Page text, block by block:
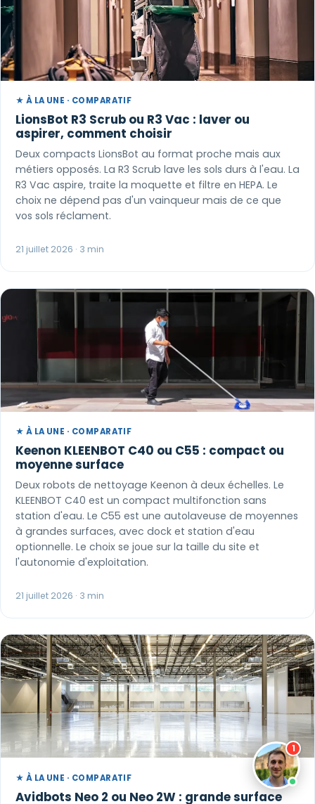
★ À LA UNE · COMPARATIF
LionsBot R3 Scrub ou R3 Vac : laver ou
aspirer, comment choisir
Deux compacts LionsBot au format proche mais aux
métiers opposés. La R3 Scrub lave les sols durs à l'eau. La
R3 Vac aspire, traite la moquette et filtre en HEPA. Le
choix ne dépend pas d'un vainqueur mais de ce que
vos sols réclament.
21 juillet 2026 · 3 min
★ À LA UNE · COMPARATIF
Keenon KLEENBOT C40 ou C55 : compact ou
moyenne surface
Deux robots de nettoyage Keenon à deux échelles. Le
KLEENBOT C40 est un compact multifonction sans
station d'eau. Le C55 est une autolaveuse de moyennes
à grandes surfaces, avec dock et station d'eau
optionnelle. Le choix se joue sur la taille du site et
l'autonomie d'exploitation.
21 juillet 2026 · 3 min
★ À LA UNE · COMPARATIF
Avidbots Neo 2 ou Neo 2W : grande surface
1
Paul · Easy to Clean
Clone du co-fondateur · En ligne ↺